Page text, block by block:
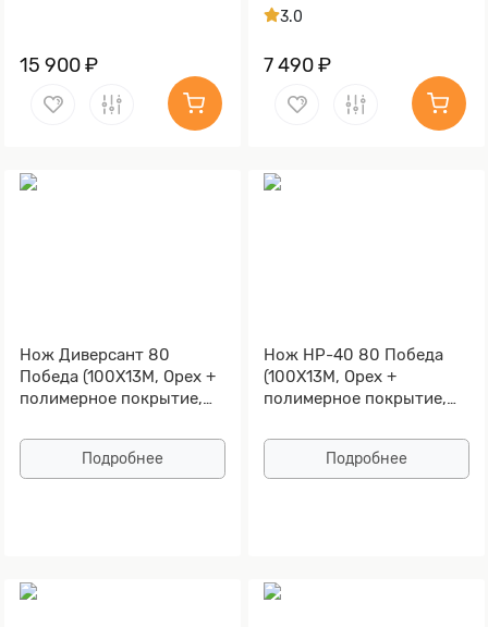
Золочение клинка гарды
и тыльника)
15 900 ₽
3.0
7 490 ₽
Нож Диверсант 80
Победа (100Х13М, Орех +
полимерное покрытие,
Подробнее
Нож НР-40 80 Победа
(100Х13М, Орех +
полимерное покрытие,
Подробнее